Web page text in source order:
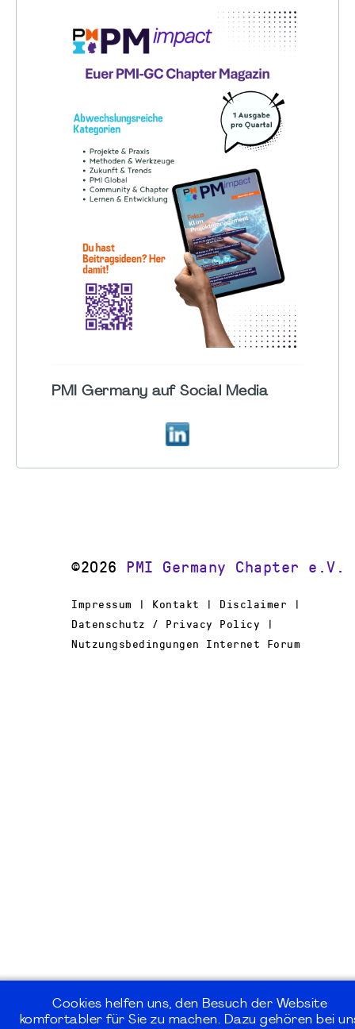
PMI Germany auf Social Media
©2026 PMI Germany Chapter e.V.
Impressum | Kontakt | Disclaimer |
Datenschutz / Privacy Policy |
Nutzungsbedingungen Internet Forum
Cookies helfen uns, den Besuch der Website
komfortabler für Sie zu machen. Dazu gehören bei